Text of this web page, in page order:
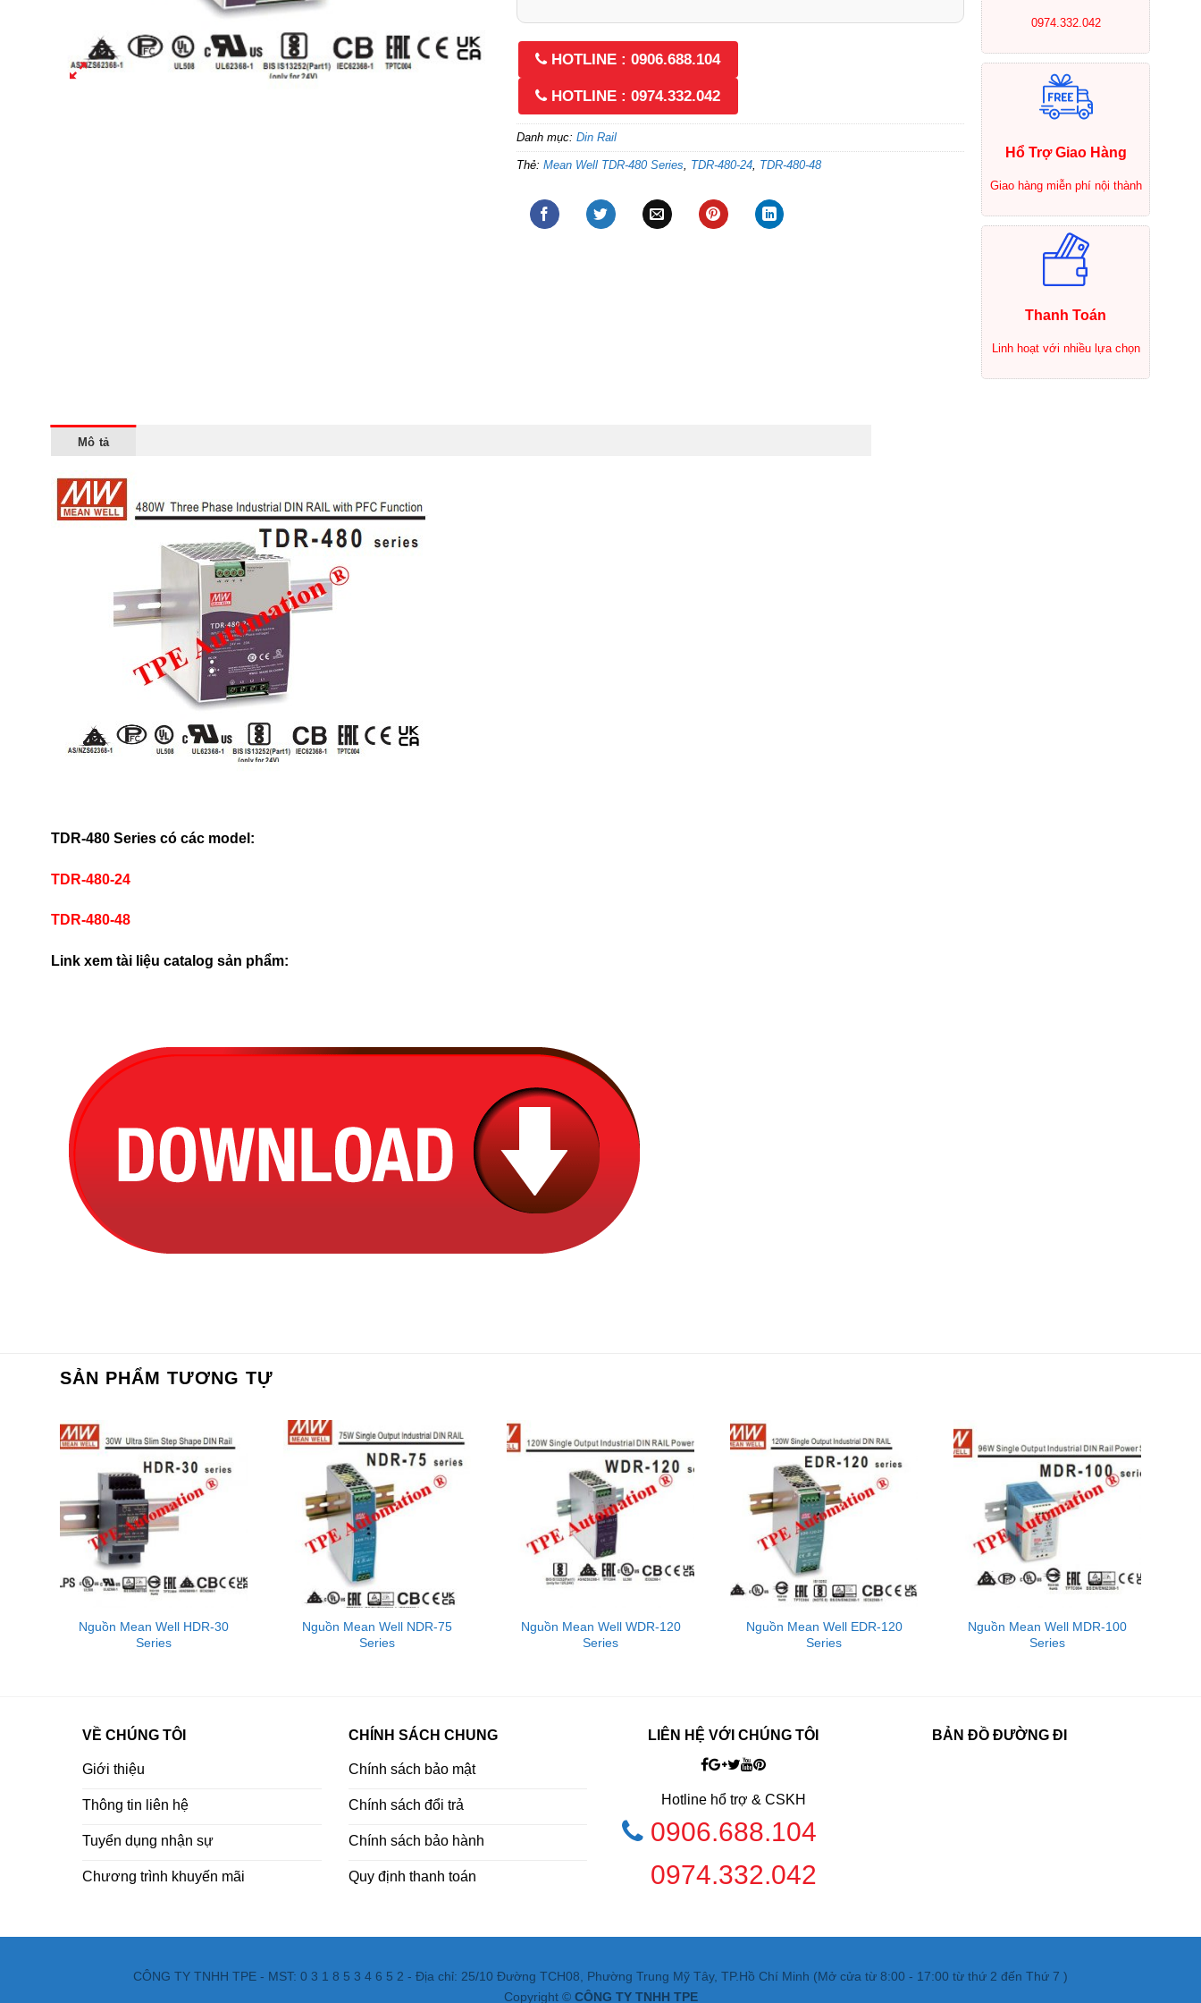
HOTLINE : 0906.688.104
HOTLINE : 0974.332.042
Danh mục: Din Rail
Thẻ: Mean Well TDR-480 Series, TDR-480-24, TDR-480-48
0974.332.042
Hổ Trợ Giao Hàng
Giao hàng miễn phí nội thành
Thanh Toán
Linh hoạt với nhiều lựa chọn
Mô tả
TDR-480 Series có các model:
TDR-480-24
TDR-480-48
Link xem tài liệu catalog sản phẩm:
SẢN PHẨM TƯƠNG TỰ
Nguồn Mean Well HDR-30
Series
Nguồn Mean Well NDR-75
Series
Nguồn Mean Well WDR-120
Series
Nguồn Mean Well EDR-120
Series
Nguồn Mean Well MDR-100
Series
VỀ CHÚNG TÔI
Giới thiệu
Thông tin liên hệ
Tuyển dụng nhận sự
Chương trình khuyến mãi
CHÍNH SÁCH CHUNG
Chính sách bảo mật
Chính sách đổi trả
Chính sách bảo hành
Quy định thanh toán
LIÊN HỆ VỚI CHÚNG TÔI
Hotline hổ trợ & CSKH
0906.688.104
0974.332.042
BẢN ĐỒ ĐƯỜNG ĐI
CÔNG TY TNHH TPE - MST: 0 3 1 8 5 3 4 6 5 2 - Địa chỉ: 25/10 Đường TCH08, Phường Trung Mỹ Tây, TP.Hồ Chí Minh (Mở cửa từ 8:00 - 17:00 từ thứ 2 đến Thứ 7 )
Copyright © CÔNG TY TNHH TPE